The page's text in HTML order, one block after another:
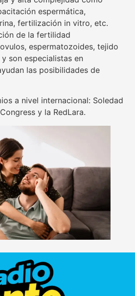
espermática,
fertilización in vitro, etc.
de la fertilidad
espermatozoides, tejido
son especialistas en
las posibilidades de
a nivel internacional: Soledad
y la RedLara.